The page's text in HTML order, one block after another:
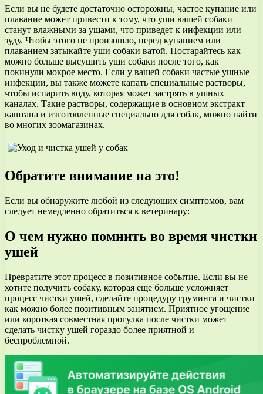
Если вы не будете достаточно осторожны, частое купание или
плавание может привести к тому, что уши вашей собаки
станут влажными за ушами, что приведет к инфекции или
зуду. Чтобы этого не произошло, перед купанием или
плаванием затыкайте уши собаки ватой. Постарайтесь как
можно больше высушить уши собаки после того, как
покинули мокрое место. Если у вашей собаки частые ушные
инфекции, вы также можете капать специальные растворы,
чтобы испарить воду, которая может застрять в ушных
каналах. Такие растворы, содержащие в основном экстракт
каштана и изготовленные специально для собак, можно найти
во многих зоомагазинах.
Обратите внимание на это!
Если вы обнаружите любой из следующих симптомов, вам
следует немедленно обратиться к ветеринару:
О чем нужно помнить во время чистки
ушей
Превратите этот процесс в позитивное событие. Если вы не
хотите получить собаку, которая еще больше усложняет
процесс чистки ушей, сделайте процедуру груминга и чистки
как можно более позитивным занятием. Приятное угощение
или короткая совместная прогулка после чистки может
сделать чистку ушей гораздо более приятной и
беспроблемной.